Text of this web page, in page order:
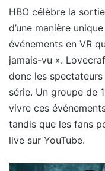
HBO célèbre la
d’une manière
événements en VR
jamais-vu ».
donc les
série. Un groupe de
vivre ces
tandis que les fans
live sur YouTube.